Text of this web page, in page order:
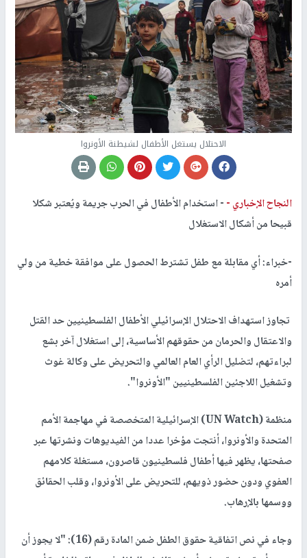
الاحتلال يستغل الأطفال لشيطنة الأونروا
النجاح الإخباري -- استخدام الأطفال في الحرب جريمة ويُعتبر شكلا
قبيحا من أشكال الاستغلال
-خبراء: أي مقابلة مع طفل تشترط الحصول على موافقة خطية من ولي
أمره
تجاوز استهداف الاحتلال الإسرائيلي الأطفال الفلسطينيين حد القتل
والاعتقال والحرمان من حقوقهم الأساسية، إلى استغلال آخر بشع
لبراءتهم، لتضليل الرأي العام العالمي والتحريض على وكالة غوث
وتشغيل اللاجئين الفلسطينيين "الأونروا".
منظمة (UN Watch) الإسرائيلية المتخصصة في مهاجمة الأمم
المتحدة والأونروا، أنتجت مؤخرا عددا من الفيديوهات ونشرتها عبر
صفحتها، يظهر فيها أطفال فلسطينيون قاصرون، مستغلة كلامهم
العفوي ودون حضور ذويهم، للتحريض على الأونروا، وقلب الحقائق
ووسمها بالإرهاب.
وجاء في نص اتفاقية حقوق الطفل ضمن المادة رقم (16): "لا يجوز أن